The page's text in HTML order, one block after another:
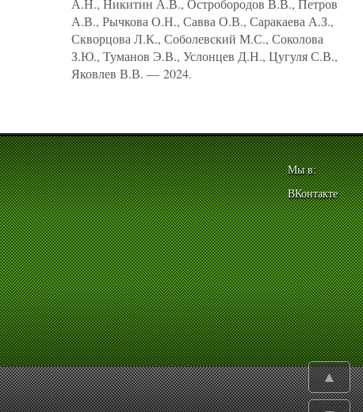
А.Н., Никитин А.В., Остробородов В.В., Петров
А.В., Рычкова О.Н., Савва О.В., Саракаева А.З.,
Скворцова Л.К., Соболевский М.С., Соколова
З.Ю., Туманов Э.В., Услонцев Д.Н., Цугуля С.В.,
Яковлев В.В. — 2024.
Мы в:
ВКонтакте
▲